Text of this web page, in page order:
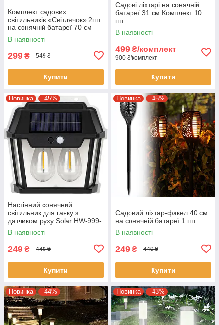
Комплект садових
світильників «Світлячок» 2шт
на сонячній батареї 70 см
Теплий білий
В наявності
299 ₴ 549 ₴
Купити
Садові ліхтарі на сонячній
батареї 31 см Комплект 10
шт.
В наявності
499 ₴/комплект
900 ₴/комплект
Купити
Новинка –45%
Настінний сонячний
світильник для ганку з
датчиком руху Solar HW-999-
2 Ліхтар на 3 режими
В наявності
249 ₴ 449 ₴
Купити
Новинка –45%
Садовий ліхтар-факел 40 см
на сонячній батареї 1 шт.
В наявності
249 ₴ 449 ₴
Купити
Новинка –44% Новинка –43%